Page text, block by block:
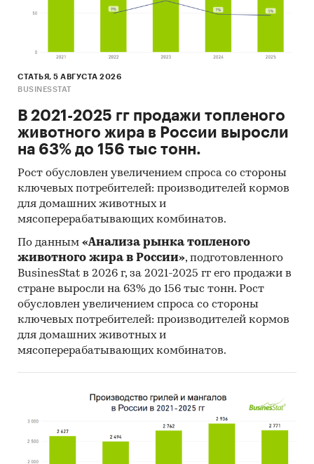
Металлические счета
Россия
СТАТЬЯ, 5 АВГУСТА 2026
BUSINESSTAT
В 2021-2025 гг продажи топленого
животного жира в России выросли
на 63% до 156 тыс тонн.
Рост обусловлен увеличением спроса со стороны
ключевых потребителей: производителей кормов
для домашних животных и
мясоперерабатывающих комбинатов.
По данным «Анализа рынка топленого
животного жира в России», подготовленного
BusinesStat в 2026 г, за 2021-2025 гг его продажи в
стране выросли на 63% до 156 тыс тонн. Рост
обусловлен увеличением спроса со стороны
ключевых потребителей: производителей кормов
для домашних животных и
мясоперерабатывающих комбинатов.